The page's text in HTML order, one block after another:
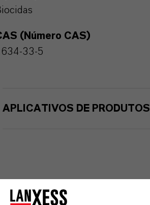
(Número CAS)
33-5
APLICATIVOS DE PRODUTOS